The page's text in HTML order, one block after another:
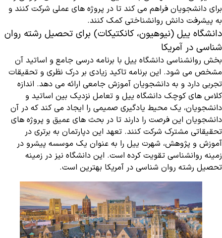
برای دانشجویان فراهم می کند تا در پروژه های عملی شرکت کنند و
به پیشرفت دانش روانشناختی کمک کنند.
دانشگاه ییل (نیوهیون، کانکتیکات) برای تحصیل رشته روان
شناسی در آمریکا
بخش روانشناسی دانشگاه ییل با برنامه درسی جامع و اساتید آن
مشخص می شود. این برنامه تاکید زیادی بر درک نظری و تحقیقات
تجربی دارد و به دانشجویان آموزش جامعی ارائه می دهد. اندازه
کلاس های کوچک دانشگاه ییل و تعامل نزدیک بین اساتید و
دانشجویان، یک محیط یادگیری صمیمی را ایجاد می کند که در آن
دانشجویان این فرصت را دارند تا در بحث های عمیق و پروژه های
تحقیقاتی مشترک شرکت کنند. تعهد این دپارتمان به برتری در
آموزش و پژوهش، شهرت ییل را به عنوان یک موسسه پیشرو در
زمینه روانشناسی تقویت کرده است. این دانشگاه نیز در زمینه
تحصیل رشته روان شناسی در آمریکا بهترین است.